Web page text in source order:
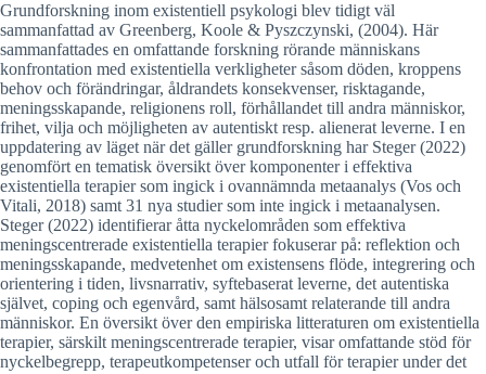
Grundforskning inom existentiell psykologi blev tidigt väl
sammanfattad av Greenberg, Koole & Pyszczynski, (2004). Här
sammanfattades en omfattande forskning rörande människans
konfrontation med existentiella verkligheter såsom döden, kroppens
behov och förändringar, åldrandets konsekvenser, risktagande,
meningsskapande, religionens roll, förhållandet till andra människor,
frihet, vilja och möjligheten av autentiskt resp. alienerat leverne. I en
uppdatering av läget när det gäller grundforskning har Steger (2022)
genomfört en tematisk översikt över komponenter i effektiva
existentiella terapier som ingick i ovannämnda metaanalys (Vos och
Vitali, 2018) samt 31 nya studier som inte ingick i metaanalysen.
Steger (2022) identifierar åtta nyckelområden som effektiva
meningscentrerade existentiella terapier fokuserar på: reflektion och
meningsskapande, medvetenhet om existensens flöde, integrering och
orientering i tiden, livsnarrativ, syftebaserat leverne, det autentiska
självet, coping och egenvård, samt hälsosamt relaterande till andra
människor. En översikt över den empiriska litteraturen om existentiella
terapier, särskilt meningscentrerade terapier, visar omfattande stöd för
nyckelbegrepp, terapeutkompetenser och utfall för terapier under det